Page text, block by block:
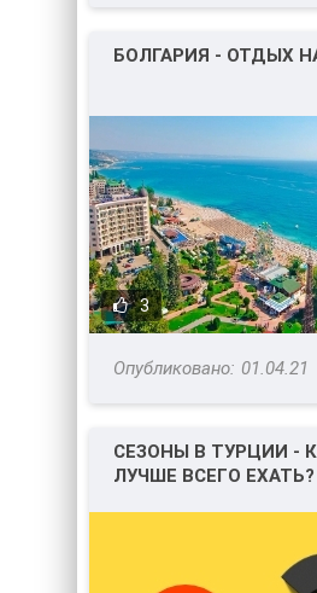
БОЛГАРИЯ - ОТДЫХ
3
01.04.21
СЕЗОНЫ В ТУРЦИИ -
ЛУЧШЕ ВСЕГО ЕХАТЬ?